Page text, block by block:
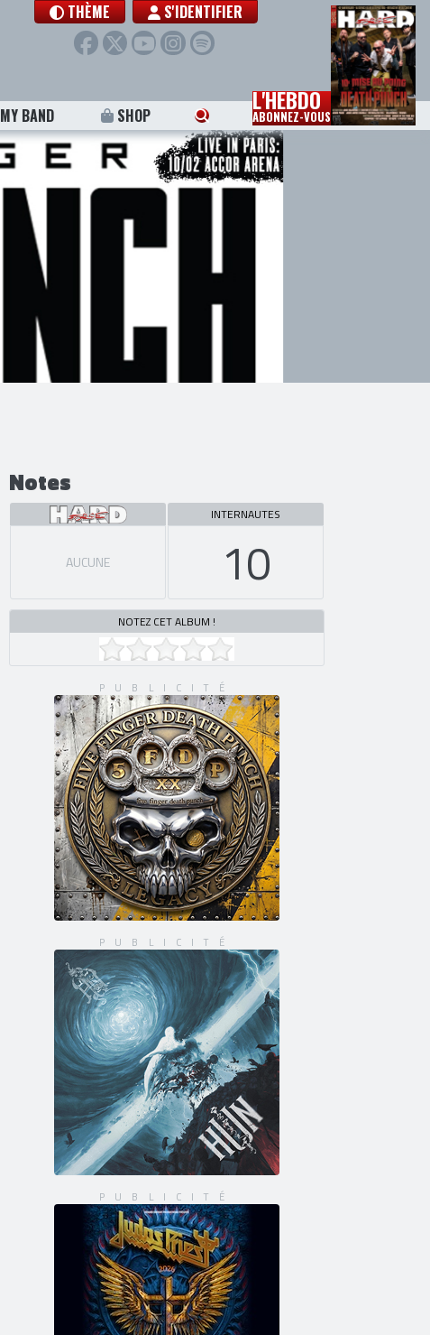
THÈME S'IDENTIFIER
MY BAND SHOP L'HEBDO
ABONNEZ-VOUS
Notes
AUCUNE
INTERNAUTES
10
NOTEZ CET ALBUM !